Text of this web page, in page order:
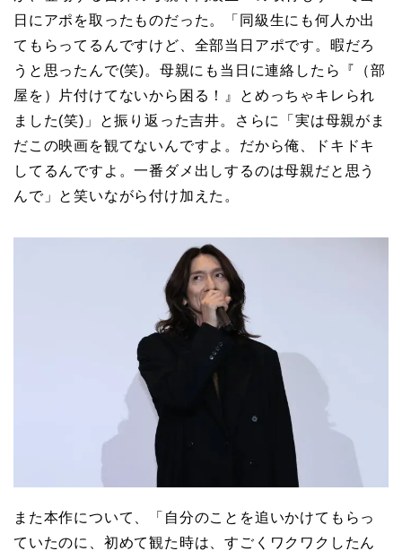
日にアポを取ったものだった。「同級生にも何人か出
てもらってるんですけど、全部当日アポです。暇だろ
うと思ったんで(笑)。母親にも当日に連絡したら『（部
屋を）片付けてないから困る！』とめっちゃキレられ
ました(笑)」と振り返った吉井。さらに「実は母親がま
だこの映画を観てないんですよ。だから俺、ドキドキ
してるんですよ。一番ダメ出しするのは母親だと思う
んで」と笑いながら付け加えた。
また本作について、「自分のことを追いかけてもらっ
ていたのに、初めて観た時は、すごくワクワクしたん